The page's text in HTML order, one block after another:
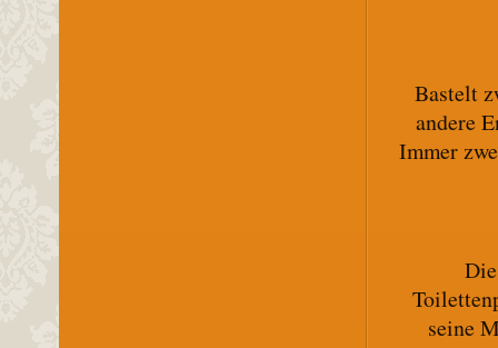
Bastelt
andere
Immer
seine